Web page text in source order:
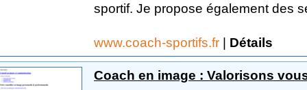
sportif. Je propose également des
www.coach-sportifs.fr | Détails
Coach en image : Valorisons